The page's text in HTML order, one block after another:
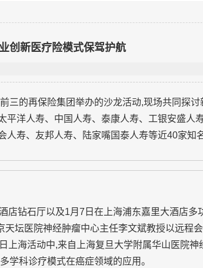
创新医疗险模式保驾护航
三的再保险集团举办的沙龙活动,现场共同探
洋人寿、中国人寿、泰康人寿、工银安盛人
人寿、友邦人寿、陆家嘴国泰人寿等近40家知
店钻石厅以及1月7日在上海浦东嘉里大酒店多
坛医院神经肿瘤中心主任李文斌教授以远程
上海活动中,来自上海复旦大学附属华山医院神
学科诊疗模式在癌症领域的应用。